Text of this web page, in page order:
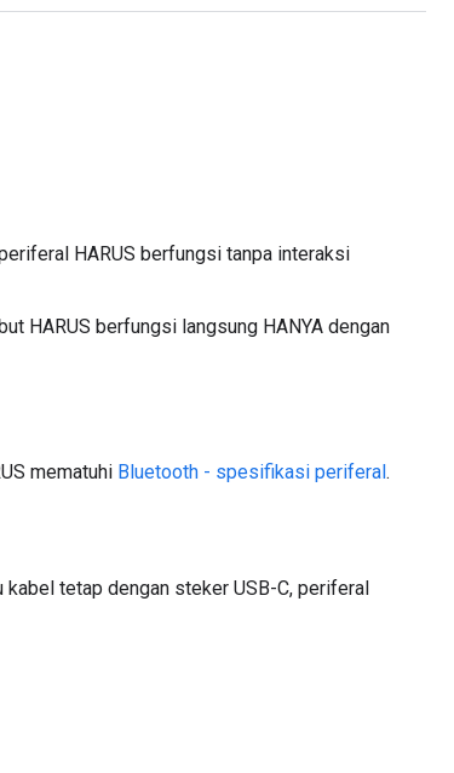
HARUS berfungsi tanpa interaksi
HARUS berfungsi langsung HANYA dengan
mematuhi Bluetooth - spesifikasi periferal.
tetap dengan steker USB-C, periferal